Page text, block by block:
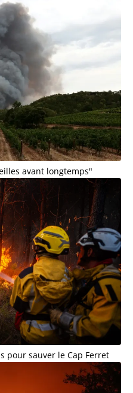
avant longtemps"
pour sauver le Cap Ferret